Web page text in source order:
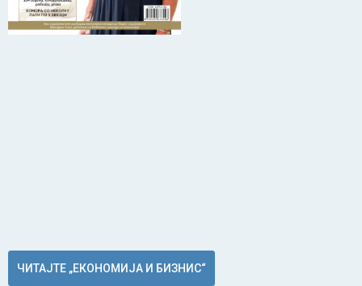
ЧИТАЈТЕ „ЕКОНОМИЈА И БИЗНИС“